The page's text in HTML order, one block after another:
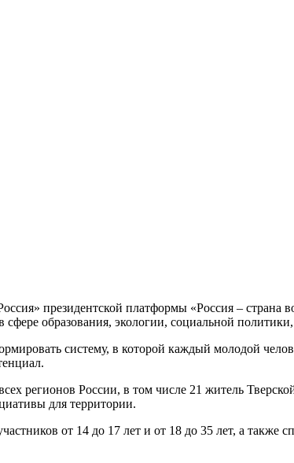
президентской платформы «Россия – страна
образования, экологии, социальной
систему, в которой каждый молодой
регионов России, в том числе 21 житель
для территории.
от 14 до 17 лет и от 18 до 35 лет, а также